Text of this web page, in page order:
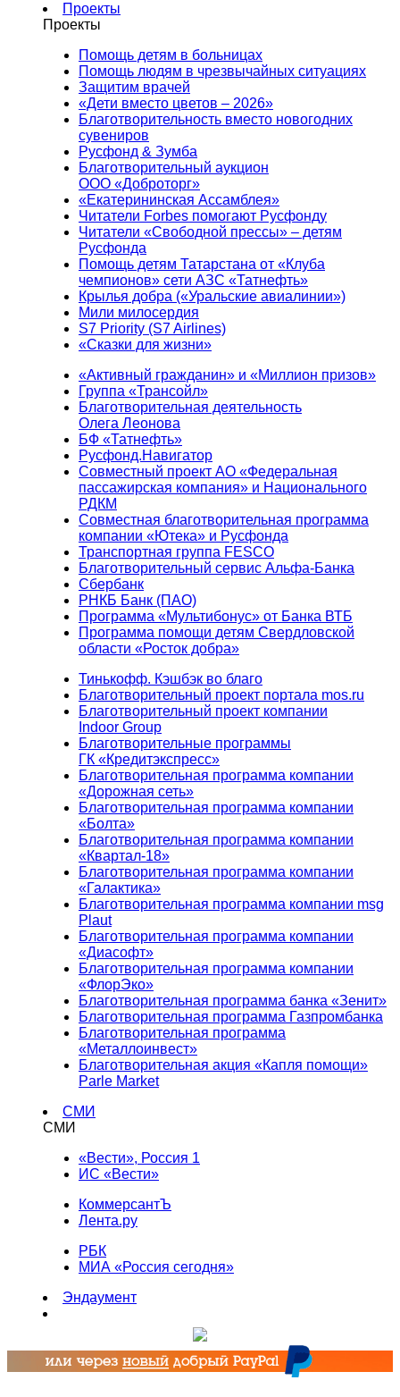
Проекты
Проекты
Помощь детям в больницах
Помощь людям в чрезвычайных ситуациях
Защитим врачей
«Дети вместо цветов – 2026»
Благотворительность вместо новогодних
сувениров
Русфонд & Зумба
Благотворительный аукцион
ООО «Доброторг»
«Екатерининская Ассамблея»
Читатели Forbes помогают Русфонду
Читатели «Свободной прессы» – детям
Русфонда
Помощь детям Татарстана от «Клуба
чемпионов» сети АЗС «Татнефть»
Крылья добра («Уральские авиалинии»)
Мили милосердия
S7 Priority (S7 Airlines)
«Сказки для жизни»
«Активный гражданин» и «Миллион призов»
Группа «Трансойл»
Благотворительная деятельность
Олега Леонова
БФ «Татнефть»
Русфонд.Навигатор
Совместный проект АО «Федеральная
пассажирская компания» и Национального
РДКМ
Совместная благотворительная программа
компании «Ютека» и Русфонда
Транспортная группа FESCO
Благотворительный сервис Альфа-Банка
Сбербанк
РНКБ Банк (ПАО)
Программа «Мультибонус» от Банка ВТБ
Программа помощи детям Свердловской
области «Росток добра»
Тинькофф. Кэшбэк во благо
Благотворительный проект портала mos.ru
Благотворительный проект компании
Indoor Group
Благотворительные программы
ГК «Кредитэкспресс»
Благотворительная программа компании
«Дорожная сеть»
Благотворительная программа компании
«Болта»
Благотворительная программа компании
«Квартал-18»
Благотворительная программа компании
«Галактика»
Благотворительная программа компании msg
Plaut
Благотворительная программа компании
«Диасофт»
Благотворительная программа компании
«ФлорЭко»
Благотворительная программа банка «Зенит»
Благотворительная программа Газпромбанка
Благотворительная программа
«Металлоинвест»
Благотворительная акция «Капля помощи»
Parle Market
СМИ
СМИ
«Вести», Россия 1
ИС «Вести»
КоммерсантЪ
Лента.ру
РБК
МИА «Россия сегодня»
Эндаумент